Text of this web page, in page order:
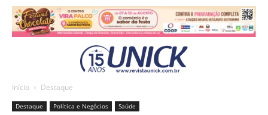
Início Destaque
Destaque Política e Negócios Saúde